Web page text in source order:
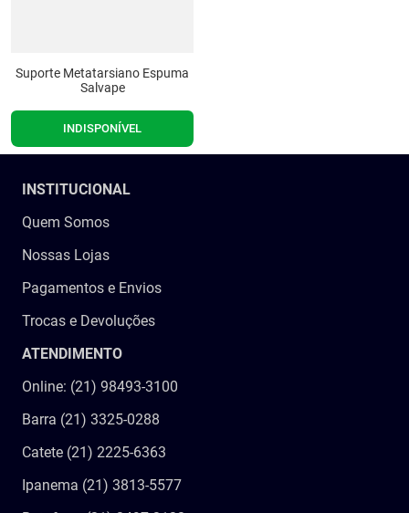
Suporte Metatarsiano Espuma
Salvape
INDISPONÍVEL
INSTITUCIONAL
Quem Somos
Nossas Lojas
Pagamentos e Envios
Trocas e Devoluções
ATENDIMENTO
Online: (21) 98493-3100
Barra (21) 3325-0288
Catete (21) 2225-6363
Ipanema (21) 3813-5577